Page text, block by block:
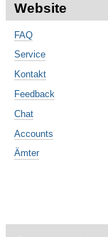
Website
FAQ
Service
Kontakt
Feedback
Chat
Accounts
Ämter